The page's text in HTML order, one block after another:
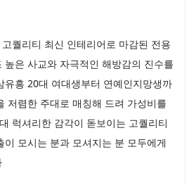
퀄리티 최신 인테리어로 마감된 전용
높은 사교와 자극적인 해방감의 진수를
유흥 20대 여대생부터 연예인지망생까
저렴한 주대로 매칭해 드려 가성비를
럭셔리한 감각이 돋보이는 고퀄리티
이 모시는 분과 모셔지는 분 모두에게